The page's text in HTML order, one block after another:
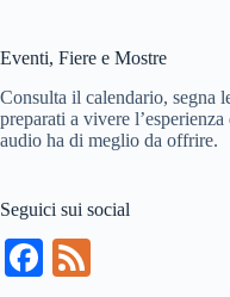
Eventi, Fiere e Mostre
Consulta il calendario, segna
preparati a vivere
audio ha di meglio da offrire.
Seguici sui social
Fa